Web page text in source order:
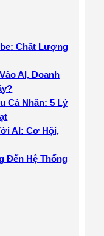
Chất Lượng
AI, Doanh
Cá Nhân: 5 Lý
AI: Cơ Hội,
Đến Hệ Thống